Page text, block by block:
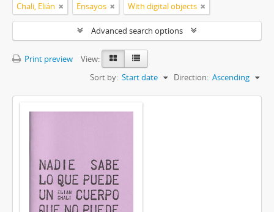
Chali, Elián Ensayos With digital objects
Advanced search options
Print preview
View:
Sort by: Start date Direction: Ascending